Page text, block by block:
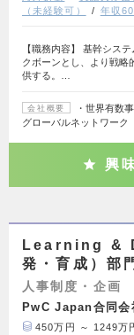
（未経験可）
年収
【職務内容】 基幹シス
クボーンとし、より戦略
供する。…
会社概要
・世界有数
グローバルネットワーク
興
Learning &
発・育成）部
人事制度・企画
PwC Japan合同会
450万円 ～ 1249万